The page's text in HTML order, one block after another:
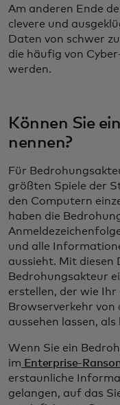
Am anderen Ende
clevere und
Daten von schwer
die häufig von
werden.
Können Sie
nennen?
Für
größten Spiele der
den Computern
haben die
und alle
aussieht. Mit diesen
Bedrohungsakteur
erstellen, der wie
Browserverkehr
aussehen lassen,
Wenn Sie ein
im Enterprise-
erstaunliche
gelangen, auf das